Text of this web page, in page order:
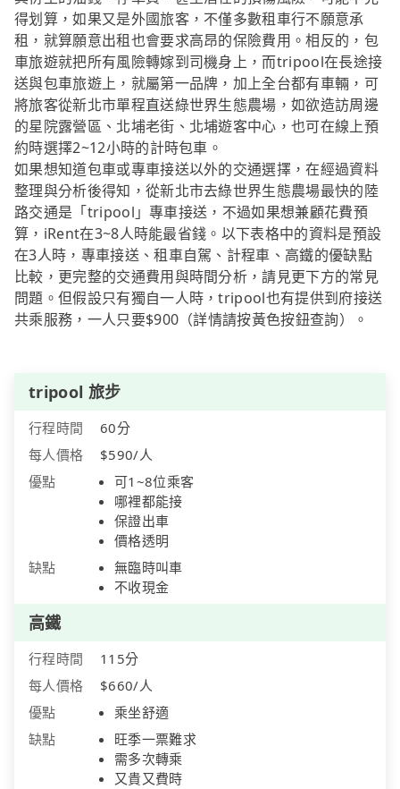
得划算，如果又是外國旅客，不僅多數租車行不願意承
租，就算願意出租也會要求高昂的保險費用。相反的，包
車旅遊就把所有風險轉嫁到司機身上，而tripool在長途接
送與包車旅遊上，就屬第一品牌，加上全台都有車輛，可
將旅客從新北市單程直送綠世界生態農場，如欲造訪周邊
的星院露營區、北埔老街、北埔遊客中心，也可在線上預
約時選擇2~12小時的計時包車。
如果想知道包車或專車接送以外的交通選擇，在經過資料
整理與分析後得知，從新北市去綠世界生態農場最快的陸
路交通是「tripool」專車接送，不過如果想兼顧花費預
算，iRent在3~8人時能最省錢。以下表格中的資料是預設
在3人時，專車接送、租車自駕、計程車、高鐵的優缺點
比較，更完整的交通費用與時間分析，請見更下方的常見
問題。但假設只有獨自一人時，tripool也有提供到府接送
共乘服務，一人只要$900（詳情請按黃色按鈕查詢）。
tripool 旅步
行程時間
60分
每人價格
$590/人
優點
可1~8位乘客
哪裡都能接
保證出車
價格透明
缺點
無臨時叫車
不收現金
高鐵
行程時間
115分
每人價格
$660/人
優點
乘坐舒適
缺點
旺季一票難求
需多次轉乘
又貴又費時